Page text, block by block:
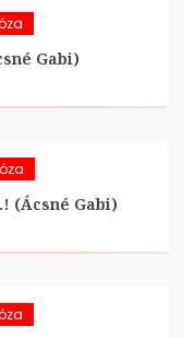
Gabi)
(Ácsné Gabi)